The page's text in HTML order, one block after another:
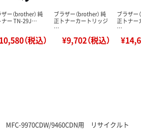
ー（brother） 純
ナー TN-29J…
（税込）
ブラザー（brother） 純
正トナーカートリッジ
…
¥9,702（税込）
ブラザー
正トナー
…
MFC-9970CDW/9460CDN用 リサイクルト